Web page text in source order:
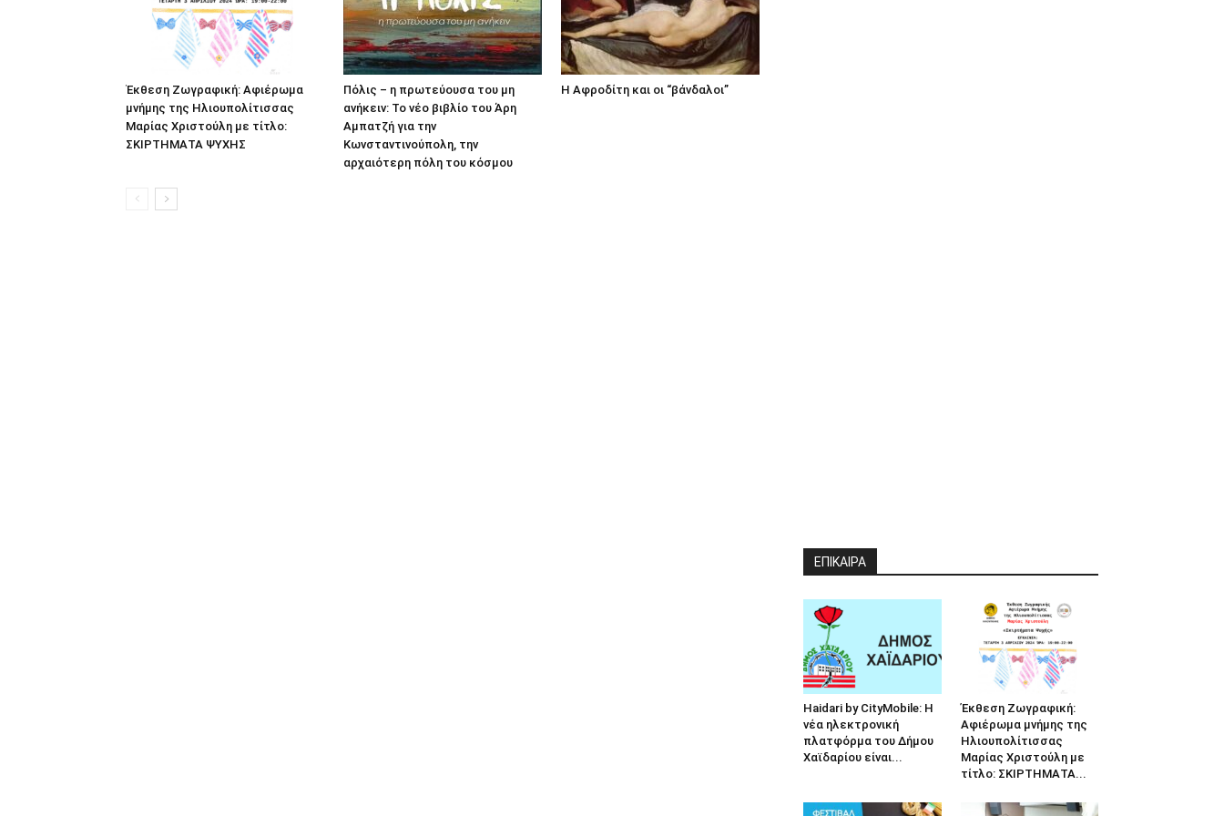
Έκθεση Ζωγραφική: Αφιέρωμα
μνήμης της Ηλιουπολίτισσας
Μαρίας Χριστούλη με τίτλο:
ΣΚΙΡΤΗΜΑΤΑ ΨΥΧΗΣ
Πόλις – η πρωτεύουσα του μη
ανήκειν: Το νέο βιβλίο του Άρη
Αμπατζή για την
Κωνσταντινούπολη, την
αρχαιότερη πόλη του κόσμου
Η Αφροδίτη και οι “βάνδαλοι”
ΕΠΙΚΑΙΡΑ
Haidari by CityMobile: Η
νέα ηλεκτρονική
πλατφόρμα του Δήμου
Χαϊδαρίου είναι...
Έκθεση Ζωγραφική:
Αφιέρωμα μνήμης της
Ηλιουπολίτισσας
Μαρίας Χριστούλη με
τίτλο: ΣΚΙΡΤΗΜΑΤΑ...